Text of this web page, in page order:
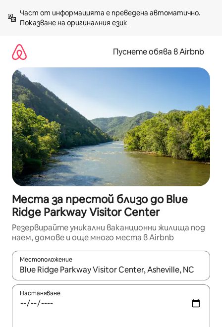
към
съдържанието
Показване на оригиналния език
Пуснете обява в Airbnb
Места за престой близо до Blue
Ridge Parkway Visitor Center
Резервирайте уникални ваканционни жилища под
наем, домове и още много места в Airbnb
Местоположение
Когато резултатите се покажат, използвайте
Настаняване